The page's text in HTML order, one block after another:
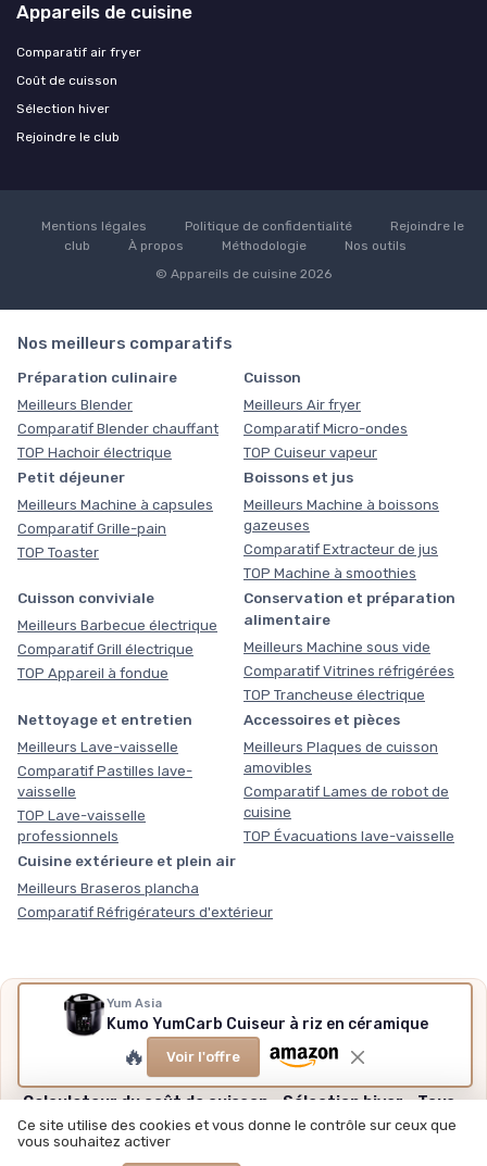
Yum Asia
Kumo YumCarb Cuiseur à riz en céramique
🔥 Voir l'offre
Appareils de cuisine
Comparatif air fryer
Coût de cuisson
Sélection hiver
Rejoindre le club
Mentions légales Politique de confidentialité
Rejoindre le
club
À propos Méthodologie
Nos outils
© Appareils de cuisine 2026
Nos meilleurs comparatifs
Préparation culinaire
Meilleurs Blender
Comparatif Blender chauffant
TOP Hachoir électrique
Cuisson
Meilleurs Air fryer
Comparatif Micro-ondes
TOP Cuiseur vapeur
Petit déjeuner
Meilleurs Machine à capsules
Comparatif Grille-pain
TOP Toaster
Boissons et jus
Meilleurs Machine à boissons
gazeuses
Comparatif Extracteur de jus
TOP Machine à smoothies
Cuisson conviviale
Meilleurs Barbecue électrique
Comparatif Grill électrique
TOP Appareil à fondue
Conservation et préparation
alimentaire
Meilleurs Machine sous vide
Comparatif Vitrines réfrigérées
TOP Trancheuse électrique
Nettoyage et entretien
Meilleurs Lave-vaisselle
Comparatif Pastilles lave-
vaisselle
TOP Lave-vaisselle
professionnels
Accessoires et pièces
Meilleurs Plaques de cuisson
amovibles
Comparatif Lames de robot de
cuisine
TOP Évacuations lave-vaisselle
Cuisine extérieure et plein air
Meilleurs Braseros plancha
Comparatif Réfrigérateurs d'extérieur
Nos outils gratuits
Des chiffres plutôt que des impressions, sans inscription,
méthode et sources expliquées.
Calculateur du coût de cuisson·Sélection hiver·Tous
nos outils
Ce site utilise des cookies et vous donne le contrôle sur ceux que
vous souhaitez activer